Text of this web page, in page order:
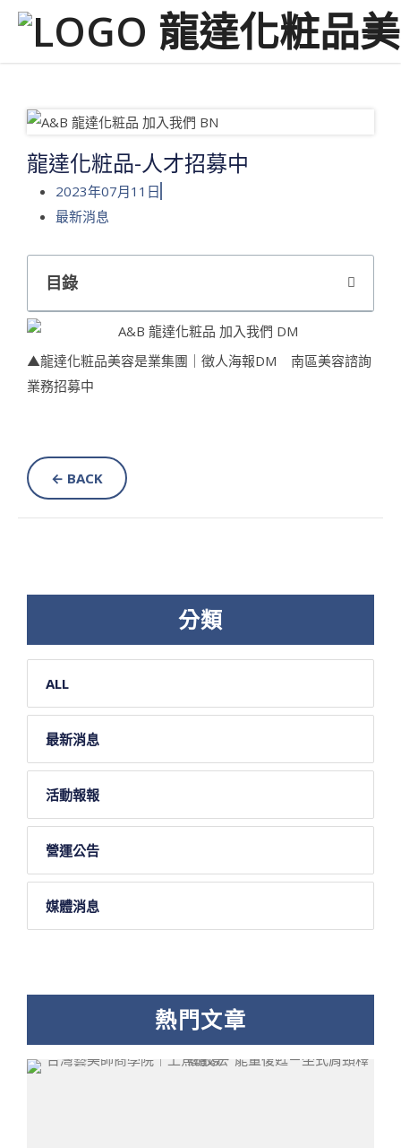
龍達化粧品-人才招募中
2023年07月11日
最新消息
目錄
▲龍達化粧品美容是業集團｜徵人海報DM 南區美容諮詢
業務招募中
← BACK
分類
ALL
最新消息
活動報報
營運公告
媒體消息
熱門文章